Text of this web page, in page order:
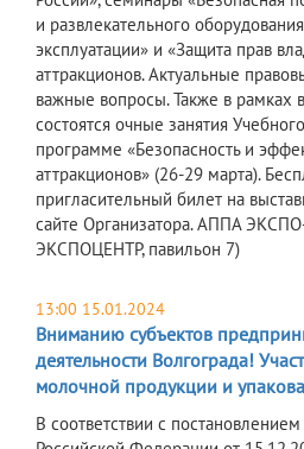
и развлекательного
эксплуатации» и «Защита прав
аттракционов. Актуальные
важные вопросы. Также в рамках
состоятся очные занятия
программе «Безопасность и
аттракционов» (26-29 марта).
пригласительный билет на
сайте Организатора. АППА
ЭКСПОЦЕНТР, павильон 7)
13:00 15.01.2024
Вниманию субъектов
деятельности Волгограда!
молочной продукции и
В соответствии с